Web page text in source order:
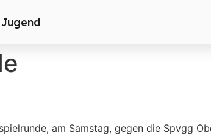
Jugend
am Samstag, gegen die Spvgg